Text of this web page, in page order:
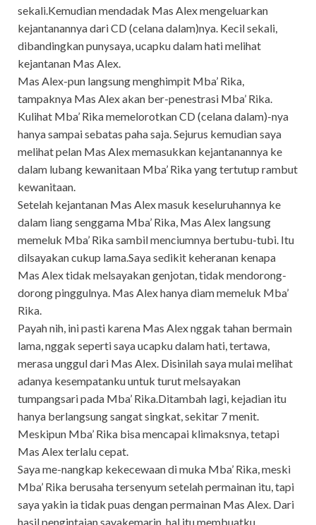
sekali.Kemudian mendadak Mas Alex mengeluarkan
kejantanannya dari CD (celana dalam)nya. Kecil sekali,
dibandingkan punysaya, ucapku dalam hati melihat
kejantanan Mas Alex.
Mas Alex-pun langsung menghimpit Mba’ Rika,
tampaknya Mas Alex akan ber-penestrasi Mba’ Rika.
Kulihat Mba’ Rika memelorotkan CD (celana dalam)-nya
hanya sampai sebatas paha saja. Sejurus kemudian saya
melihat pelan Mas Alex memasukkan kejantanannya ke
dalam lubang kewanitaan Mba’ Rika yang tertutup rambut
kewanitaan.
Setelah kejantanan Mas Alex masuk keseluruhannya ke
dalam liang senggama Mba’ Rika, Mas Alex langsung
memeluk Mba’ Rika sambil menciumnya bertubu-tubi. Itu
dilsayakan cukup lama.Saya sedikit keheranan kenapa
Mas Alex tidak melsayakan genjotan, tidak mendorong-
dorong pinggulnya. Mas Alex hanya diam memeluk Mba’
Rika.
Payah nih, ini pasti karena Mas Alex nggak tahan bermain
lama, nggak seperti saya ucapku dalam hati, tertawa,
merasa unggul dari Mas Alex. Disinilah saya mulai melihat
adanya kesempatanku untuk turut melsayakan
tumpangsari pada Mba’ Rika.Ditambah lagi, kejadian itu
hanya berlangsung sangat singkat, sekitar 7 menit.
Meskipun Mba’ Rika bisa mencapai klimaksnya, tetapi
Mas Alex terlalu cepat.
Saya me-nangkap kekecewaan di muka Mba’ Rika, meski
Mba’ Rika berusaha tersenyum setelah permainan itu, tapi
saya yakin ia tidak puas dengan permainan Mas Alex. Dari
hasil pengintaian sayakemarin, hal itu membuatku